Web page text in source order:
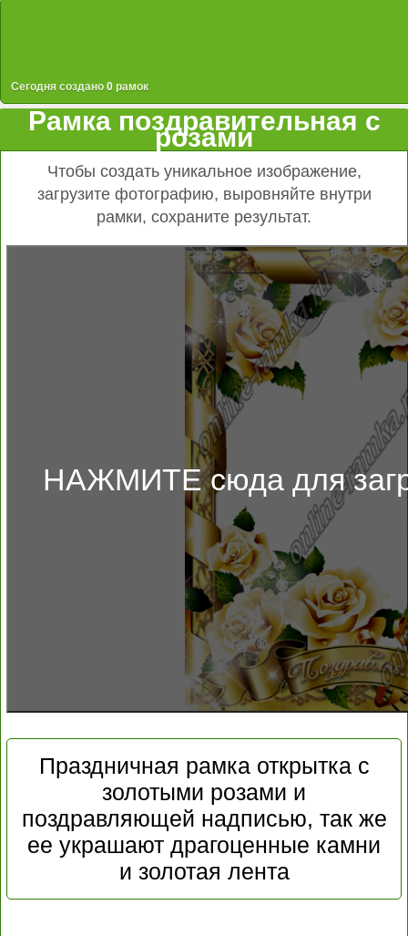
Сегодня создано 0 рамок
Рамка поздравительная с
розами
Чтобы создать уникальное изображение,
загрузите фотографию, выровняйте внутри
рамки, сохраните результат.
НАЖМИТЕ сюда для
Праздничная рамка открытка с
золотыми розами и
поздравляющей надписью, так же
ее украшают драгоценные камни
и золотая лента